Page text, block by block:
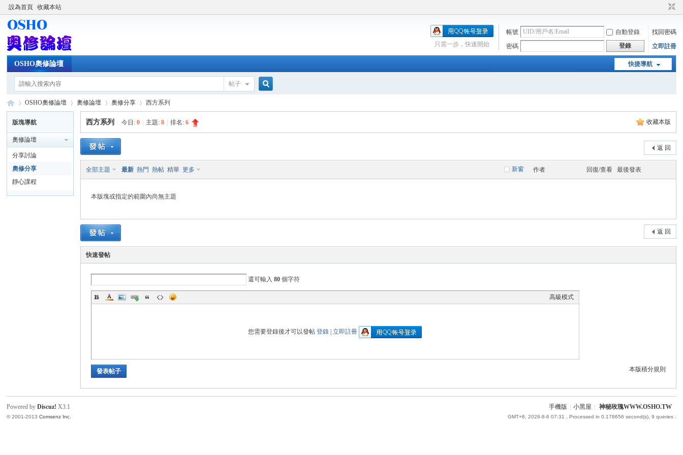
設為首頁 收藏本站
帳號 自動登錄
找回密碼
密碼
登錄 立即註冊
只需一步，快速開始
快捷導航
OSHO奧修論壇
帖子
OS»
OSHO奧修論壇
›
奧修論壇
›
奧修分享 西方系列
版塊導航
奧修論壇
分享討論
奧修分享
靜心課程
收藏本版
西方系列 今日:0 主題:8 排名:6
返 回
新窗
全部主題 最新 熱門 熱帖 精華 更多 作者 回復/查看 最後發表
本版塊或指定的範圍內尚無主題
返 回
快速發帖
還可輸入80 個字符
高級模式
您需要登錄後才可以發帖登錄 |立即註冊
本版積分規則
發表帖子
手機版 小黑屋 神秘玫瑰WWW.OSHO.TW
GMT+8, 2026-8-6 07:31 , Processed in 0.178656 second(s), 9 queries .
Powered byDiscuz! X3.1
© 2001-2013Comsenz Inc.